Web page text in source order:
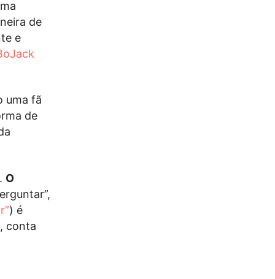
de
e
uma fã
de
O
) é
conta